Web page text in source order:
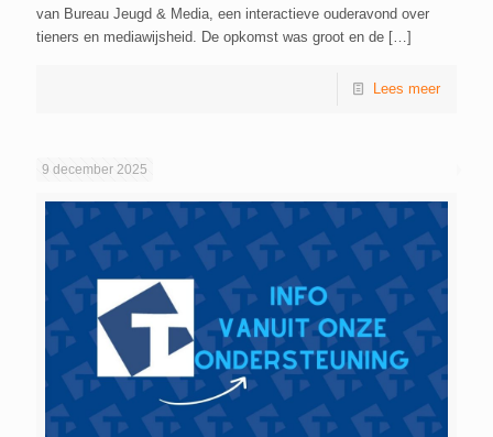
van Bureau Jeugd & Media, een interactieve ouderavond over
tieners en mediawijsheid. De opkomst was groot en de […]
Lees meer
9 december 2025